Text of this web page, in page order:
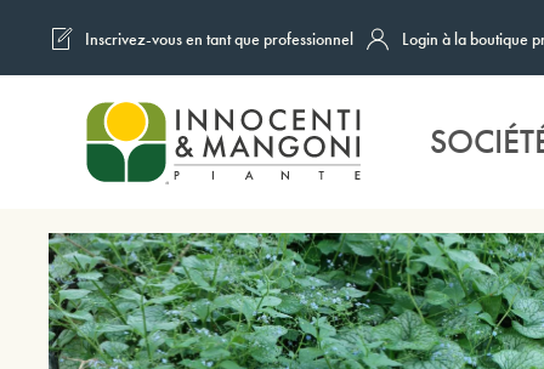
Skip to main content
Inscrivez-vous en tant que professionnel Login à la boutique